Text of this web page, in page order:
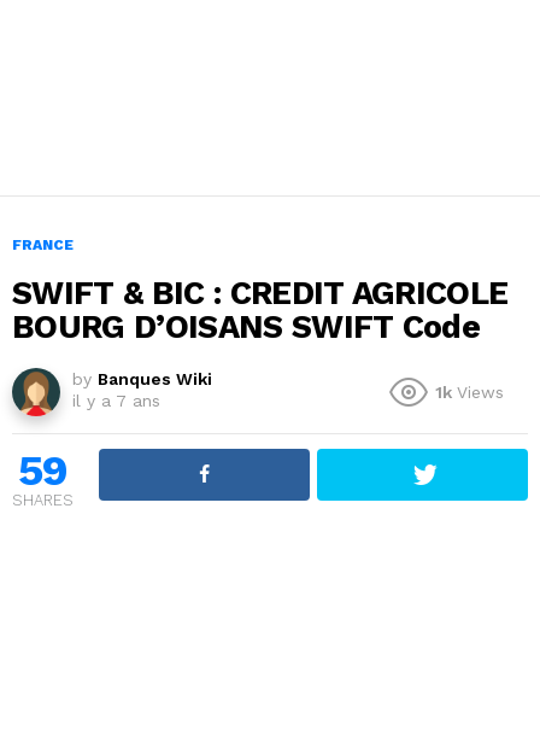
FRANCE
SWIFT & BIC : CREDIT AGRICOLE
BOURG D’OISANS SWIFT Code
by Banques Wiki
il y a 7 ans
1k Views
59
SHARES